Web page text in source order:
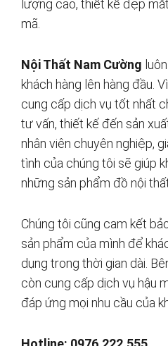
lượng cao, thiết kế đẹp
mã.
Nội Thất Nam Cường
khách hàng lên hàng đầu.
cung cấp dịch vụ tốt nhất
tư vấn, thiết kế đến sản
nhân viên chuyên nghiệp,
tình của chúng tôi sẽ giúp
những sản phẩm đồ nội
Chúng tôi cũng cam kết
sản phẩm của mình để
dụng trong thời gian dài.
còn cung cấp dịch vụ hậu
đáp ứng mọi nhu cầu của